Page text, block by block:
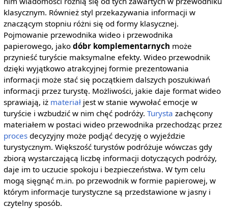
klasycznym. Również styl przekazywania informacji w
znaczącym stopniu różni się od formy klasycznej.
Pojmowanie przewodnika wideo i przewodnika
papierowego, jako dóbr komplementarnych może
przynieść turyście maksymalne efekty. Wideo przewodnik
dzięki wyjątkowo atrakcyjnej formie prezentowania
informacji może stać się początkiem dalszych poszukiwań
informacji przez turystę. Możliwości, jakie daje format wideo
sprawiają, iż materiałjest w stanie wywołać emocje w
turyście i wzbudzić w nim chęć podróży. Turysta zachęcony
materiałem w postaci wideo przewodnika przechodząc przez
procesdecyzyjny może podjąć decyzję o wyjeździe
turystycznym. Większość turystów podróżuje wówczas gdy
zbiorą wystarczającą liczbę informacji dotyczących podróży,
daje im to uczucie spokoju i bezpieczeństwa. W tym celu
mogą sięgnąć m.in. po przewodnik w formie papierowej, w
którym informacje turystyczne są przedstawione w jasny i
czytelny sposób.